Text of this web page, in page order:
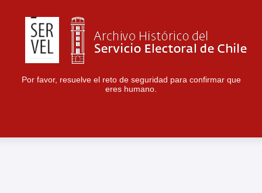
Por favor, resuelve el reto de seguridad para confirmar que
eres humano.